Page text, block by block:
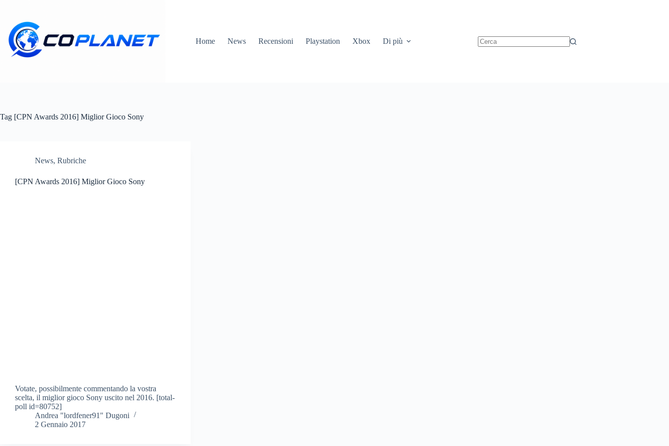
contenuto
Home News Recensioni Playstation Xbox Di più
Tag [CPN Awards 2016] Miglior Gioco Sony
News, Rubriche
[CPN Awards 2016] Miglior Gioco Sony
Votate, possibilmente commentando la vostra
scelta, il miglior gioco Sony uscito nel 2016. [total-
poll id=80752]
Andrea "lordfener91" Dugoni
2 Gennaio 2017